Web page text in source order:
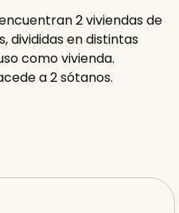
2 viviendas de
divididas en distintas
como vivienda.
a 2 sótanos.